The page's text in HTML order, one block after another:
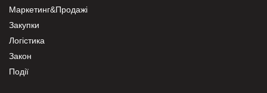
Маркетинг&Продажі
Закупки
Логістика
Закон
Події